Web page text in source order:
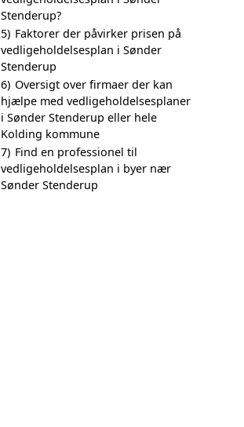
Stenderup?
5) Faktorer der påvirker prisen på
vedligeholdelsesplan i Sønder
Stenderup
6) Oversigt over firmaer der kan
hjælpe med vedligeholdelsesplaner
i Sønder Stenderup eller hele
Kolding kommune
7) Find en professionel til
vedligeholdelsesplan i byer nær
Sønder Stenderup